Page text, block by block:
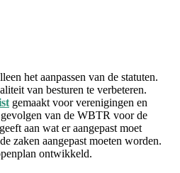
het aanpassen van de statuten.
van besturen te verbeteren.
gemaakt voor verenigingen en
van de WBTR voor de
aan wat er aangepast moet
zaken aangepast moeten worden.
ontwikkeld.